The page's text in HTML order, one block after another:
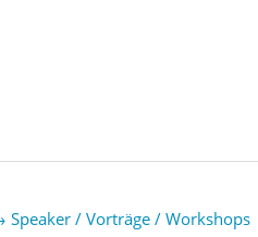
Speaker / Vorträge / Workshops